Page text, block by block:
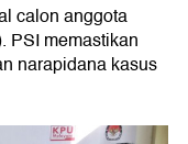
calon anggota
PSI memastikan
narapidana kasus